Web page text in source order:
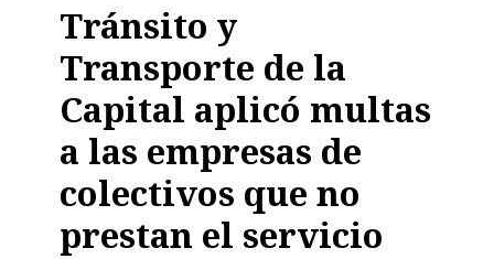
Tránsito y
Transporte de la
Capital aplicó multas
a las empresas de
colectivos que no
prestan el servicio